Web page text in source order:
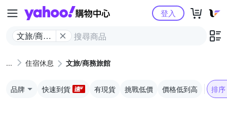
Yahoo購物中心
文旅/商務
登入
住宿休息 文旅/商務旅館
品牌 快速到貨 有現貨 挑戰低價 價格低到高 排序